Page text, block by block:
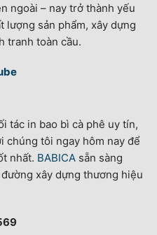
ngoài – nay trở thành yếu
lượng sản phẩm, xây dựng
tranh toàn cầu.
tác in bao bì cà phê uy tín,
chúng tôi ngay hôm nay để
nhất. BABICA sẵn sàng
xây dựng thương hiệu